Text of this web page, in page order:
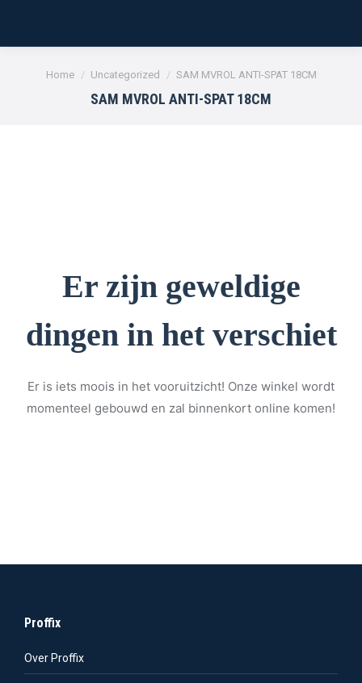
Je bent hier:
Home Uncategorized SAM MVROL ANTI-SPAT 18CM
SAM MVROL ANTI-SPAT 18CM
Er zijn geweldige
dingen in het verschiet
Er is iets moois in het vooruitzicht! Onze winkel wordt
momenteel gebouwd en zal binnenkort online komen!
Proffix
Over Proffix